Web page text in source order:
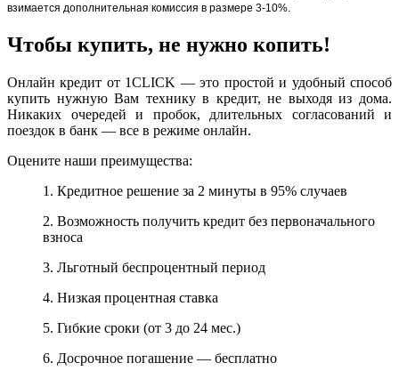
взимается дополнительная комиссия в размере 3-10%.
Чтобы купить, не нужно копить!
Онлайн кредит от 1CLICK — это простой и удобный способ
купить нужную Вам технику в кредит, не выходя из дома.
Никаких очередей и пробок, длительных согласований и
поездок в банк — все в режиме онлайн.
Оцените наши преимущества:
1. Кредитное решение за 2 минуты в 95% случаев
2. Возможность получить кредит без первоначального
взноса
3. Льготный беспроцентный период
4. Низкая процентная ставка
5. Гибкие сроки (от 3 до 24 мес.)
6. Досрочное погашение — бесплатно